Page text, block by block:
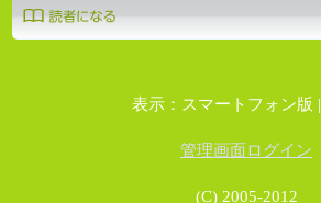
表示：スマートフォン版 |
管理画面ログイン
(C) 2005-2012